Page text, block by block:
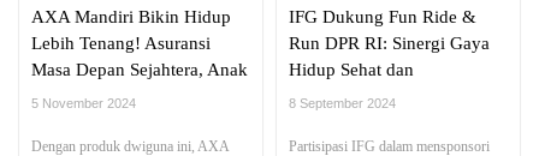
AXA Mandiri Bikin Hidup
Lebih Tenang! Asuransi
Masa Depan Sejahtera, Anak
Pasti Bisa Kuliah!
5 November 2024
Dengan produk dwiguna ini, AXA
IFG Dukung Fun Ride &
Run DPR RI: Sinergi Gaya
Hidup Sehat dan
Peningkatan Inklusi
8 September 2024
Partisipasi IFG dalam mensponsori